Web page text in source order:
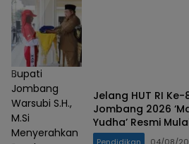
Bupati
Jombang
Warsubi S.H.,
M.Si
Menyerahkan
Jelang HUT RI
Jombang 2026
Yudha’ Resmi
Pendidikan 04/08/